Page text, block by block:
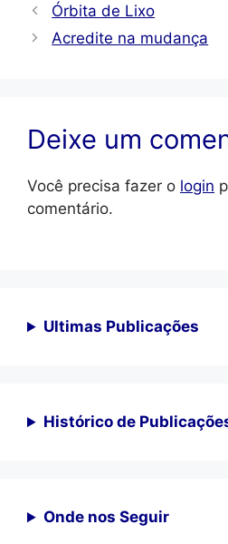
Órbita de Lixo
Acredite na mudança
Deixe um
Você precisa fazer o login
comentário.
Ultimas Publicações
Histórico de
Onde nos Seguir